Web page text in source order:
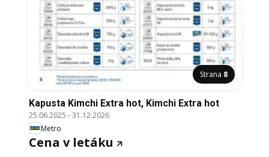
Strana 8
Kapusta Kimchi Extra hot, Kimchi Extra hot
25.06.2025 -31.12.2026
Metro
Cena v letáku